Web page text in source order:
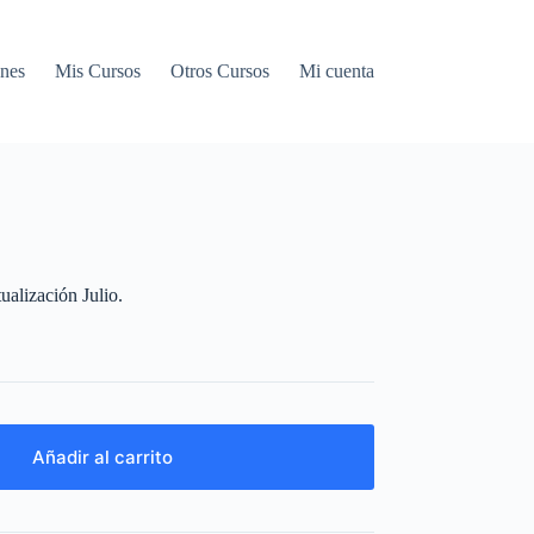
Mis Cursos Otros Cursos Mi cuenta
Julio.
Añadir al carrito